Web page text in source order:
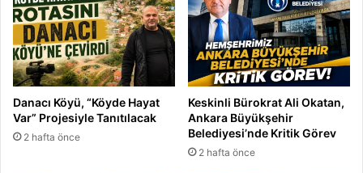
d
e
f
t
e
Danacı Köyü, “Köyde Hayat
Var” Projesiyle Tanıtılacak
2 hafta önce
Keskinli Bürokrat Ali Okatan,
Ankara Büyükşehir
Belediyesi’nde Kritik Görev
2 hafta önce